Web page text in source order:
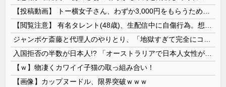
【ｗ】物凄くカワイイ子猫の取っ組み合い！
【画像】カップヌードル、限界突破ｗｗｗ